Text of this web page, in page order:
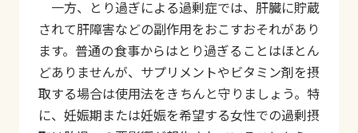
一方、とり過ぎによる過剰症では、肝臓に貯蔵
されて肝障害などの副作用をおこすおそれがあり
ます。普通の食事からはとり過ぎることはほとん
どありませんが、サプリメントやビタミン剤を摂
取する場合は使用法をきちんと守りましょう。特
に、妊娠期または妊娠を希望する女性での過剰摂